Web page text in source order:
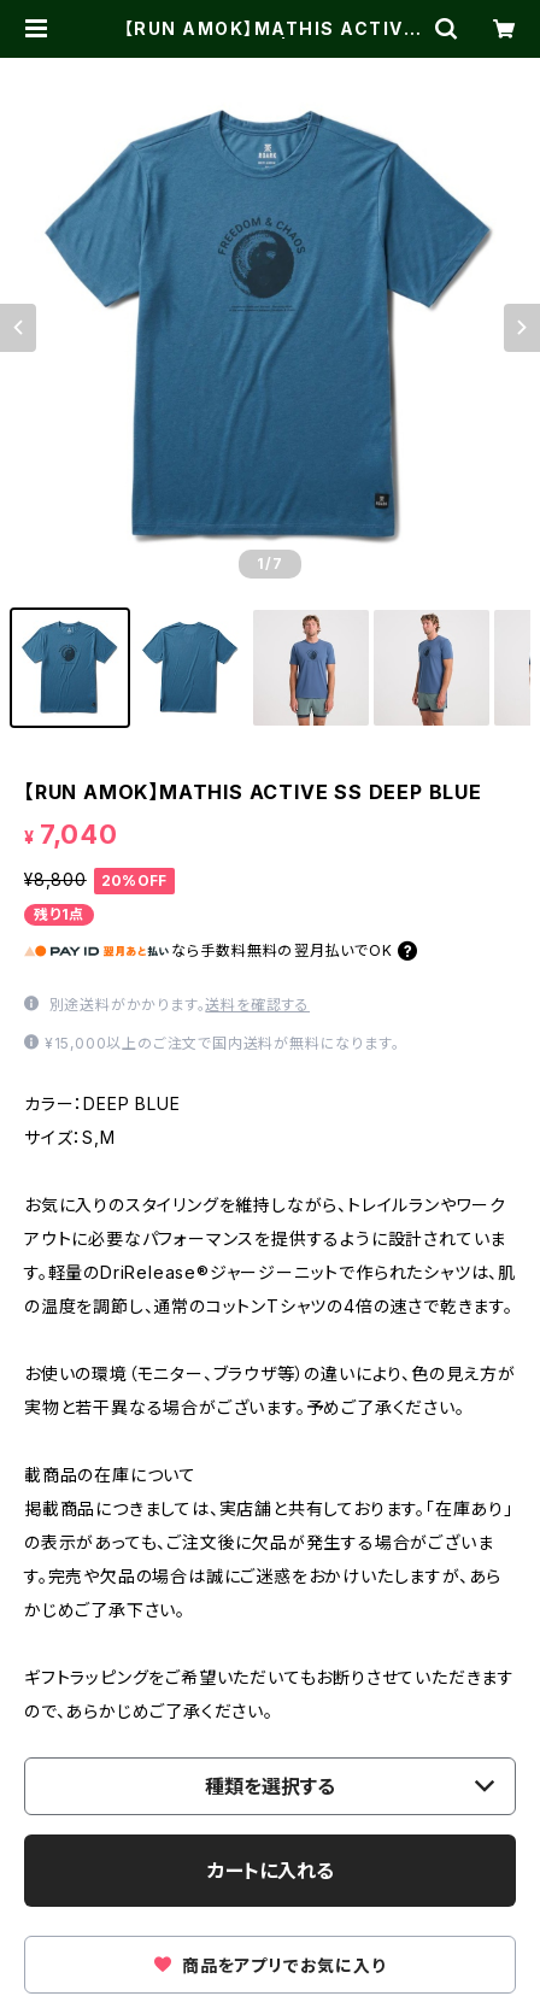
【RUN AMOK】MATHIS ACTIVE
1 /7
【RUN AMOK】MATHIS ACTIVE SS DEEP BLUE
¥ 7,040
¥8,800
20%OFF
残り1点
なら 手数料無料の 翌月払いでOK
別途送料がかかります。送料を確認する
¥15,000以上のご注文で国内送料が無料になります。
カラー：DEEP BLUE
サイズ：S,M
お気に入りのスタイリングを維持しながら、トレイルランやワーク
アウトに必要なパフォーマンスを提供するように設計されていま
す。軽量のDriRelease®ジャージーニットで作られたシャツは、肌
の温度を調節し、通常のコットンTシャツの4倍の速さで乾きます。
お使いの環境（モニター、ブラウザ等）の違いにより、色の見え方が
実物と若干異なる場合がございます。予めご了承ください。
載商品の在庫について
掲載商品につきましては、実店舗と共有しております。「在庫あり」
の表示があっても、ご注文後に欠品が発生する場合がございま
す。完売や欠品の場合は誠にご迷惑をおかけいたしますが、あら
かじめご了承下さい。
ギフトラッピングをご希望いただいてもお断りさせていただきます
ので、あらかじめご了承ください。
種類を選択する
カートに入れる
商品をアプリでお気に入り